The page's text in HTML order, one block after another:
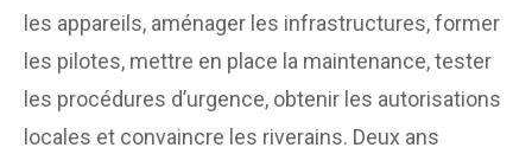
les appareils, aménager les infrastructures, former
les pilotes, mettre en place la maintenance, tester
les procédures d’urgence, obtenir les autorisations
locales et convaincre les riverains. Deux ans